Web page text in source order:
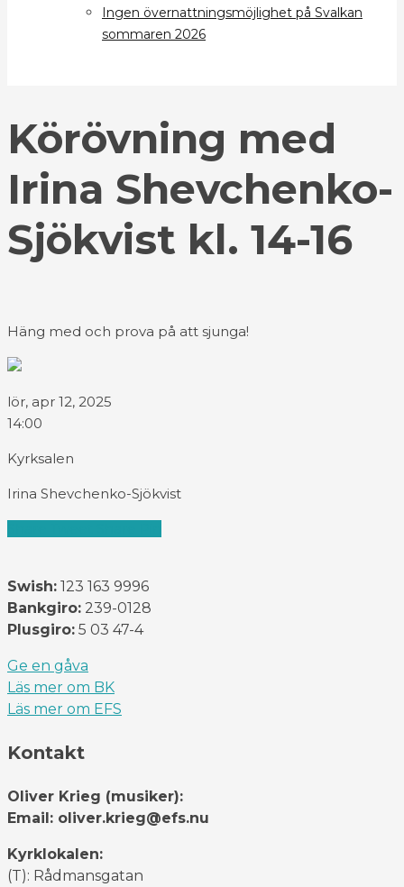
Ingen övernattningsmöjlighet på Svalkan
sommaren 2026
Körövning med
Irina Shevchenko-
Sjökvist kl. 14-16
Häng med och prova på att sjunga!
lör, apr 12, 2025
14:00
Kyrksalen
Irina Shevchenko-Sjökvist
Swish: 123 163 9996
Bankgiro: 239-0128
Plusgiro: 5 03 47-4
Ge en gåva
Läs mer om BK
Läs mer om EFS
Kontakt
Oliver Krieg (musiker):
Email: oliver.krieg@efs.nu
Kyrklokalen:
(T): Rådmansgatan